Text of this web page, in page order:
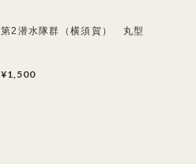
第2潜水隊群（横須賀） 丸型
¥1,500